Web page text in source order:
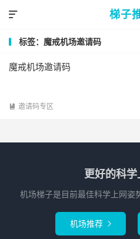
梯子

标签：魔戒机场邀请码
魔戒机场邀请码
 邀请码专区
更好的科
机场梯子是目前最佳科学上网姿
机场推荐 